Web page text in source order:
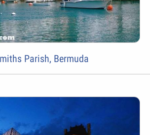
Parish, Bermuda